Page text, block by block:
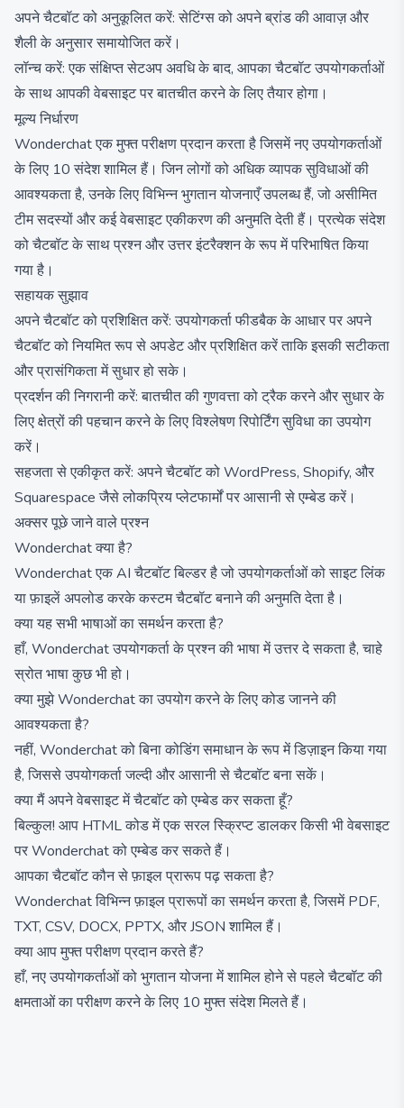
अपने चैटबॉट को अनुकूलित करें: सेटिंग्स को अपने ब्रांड की आवाज़ और
शैली के अनुसार समायोजित करें।
लॉन्च करें: एक संक्षिप्त सेटअप अवधि के बाद, आपका चैटबॉट उपयोगकर्ताओं
के साथ आपकी वेबसाइट पर बातचीत करने के लिए तैयार होगा।
मूल्य निर्धारण
Wonderchat एक मुफ्त परीक्षण प्रदान करता है जिसमें नए उपयोगकर्ताओं
के लिए 10 संदेश शामिल हैं। जिन लोगों को अधिक व्यापक सुविधाओं की
आवश्यकता है, उनके लिए विभिन्न भुगतान योजनाएँ उपलब्ध हैं, जो असीमित
टीम सदस्यों और कई वेबसाइट एकीकरण की अनुमति देती हैं। प्रत्येक संदेश
को चैटबॉट के साथ प्रश्न और उत्तर इंटरैक्शन के रूप में परिभाषित किया
गया है।
सहायक सुझाव
अपने चैटबॉट को प्रशिक्षित करें: उपयोगकर्ता फीडबैक के आधार पर अपने
चैटबॉट को नियमित रूप से अपडेट और प्रशिक्षित करें ताकि इसकी सटीकता
और प्रासंगिकता में सुधार हो सके।
प्रदर्शन की निगरानी करें: बातचीत की गुणवत्ता को ट्रैक करने और सुधार के
लिए क्षेत्रों की पहचान करने के लिए विश्लेषण रिपोर्टिंग सुविधा का उपयोग
करें।
सहजता से एकीकृत करें: अपने चैटबॉट को WordPress, Shopify, और
Squarespace जैसे लोकप्रिय प्लेटफार्मों पर आसानी से एम्बेड करें।
अक्सर पूछे जाने वाले प्रश्न
Wonderchat क्या है?
Wonderchat एक AI चैटबॉट बिल्डर है जो उपयोगकर्ताओं को साइट लिंक
या फ़ाइलें अपलोड करके कस्टम चैटबॉट बनाने की अनुमति देता है।
क्या यह सभी भाषाओं का समर्थन करता है?
हाँ, Wonderchat उपयोगकर्ता के प्रश्न की भाषा में उत्तर दे सकता है, चाहे
स्रोत भाषा कुछ भी हो।
क्या मुझे Wonderchat का उपयोग करने के लिए कोड जानने की
आवश्यकता है?
नहीं, Wonderchat को बिना कोडिंग समाधान के रूप में डिज़ाइन किया गया
है, जिससे उपयोगकर्ता जल्दी और आसानी से चैटबॉट बना सकें।
क्या मैं अपने वेबसाइट में चैटबॉट को एम्बेड कर सकता हूँ?
बिल्कुल! आप HTML कोड में एक सरल स्क्रिप्ट डालकर किसी भी वेबसाइट
पर Wonderchat को एम्बेड कर सकते हैं।
आपका चैटबॉट कौन से फ़ाइल प्रारूप पढ़ सकता है?
Wonderchat विभिन्न फ़ाइल प्रारूपों का समर्थन करता है, जिसमें PDF,
TXT, CSV, DOCX, PPTX, और JSON शामिल हैं।
क्या आप मुफ्त परीक्षण प्रदान करते हैं?
हाँ, नए उपयोगकर्ताओं को भुगतान योजना में शामिल होने से पहले चैटबॉट की
क्षमताओं का परीक्षण करने के लिए 10 मुफ्त संदेश मिलते हैं।